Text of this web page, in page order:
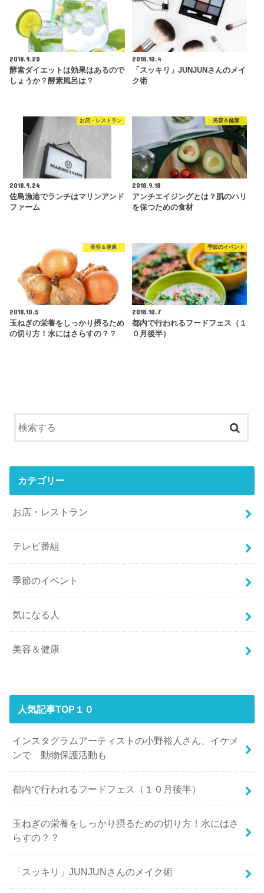
2018.9.20
酵素ダイエットは効果はあるので
しょうか？酵素風呂は？
2018.10.4
「スッキリ」JUNJUNさんのメイ
ク術
お店・レストラン
2018.9.24
佐島漁港でランチはマリンアンド
ファーム
美容＆健康
2018.9.18
アンチエイジングとは？肌のハリ
を保つための食材
美容＆健康
2018.10.5
玉ねぎの栄養をしっかり摂るため
の切り方！水にはさらすの？？
季節のイベント
2018.10.7
都内で行われるフードフェス（１
０月後半）
カテゴリー
お店・レストラン
テレビ番組
季節のイベント
気になる人
美容＆健康
人気記事TOP１０
インスタグラムアーティストの小野裕人さん、イケメ
ンで 動物保護活動も
都内で行われるフードフェス（１０月後半）
玉ねぎの栄養をしっかり摂るための切り方！水にはさ
らすの？？
「スッキリ」JUNJUNさんのメイク術